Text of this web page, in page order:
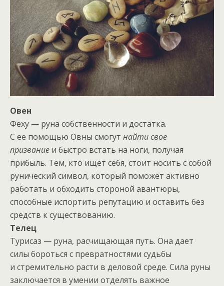
Овен
Феху — руна собственности и достатка.
С ее помощью Овны смогут найти свое
призвание и быстро встать на ноги, получая
прибыль. Тем, кто ищет себя, стоит носить с собой
рунический символ, который поможет активно
работать и обходить стороной авантюры,
способные испортить репутацию и оставить без
средств к существованию.
Телец
Турисаз — руна, расчищающая путь. Она дает
силы бороться с превратностями судьбы
и стремительно расти в деловой среде. Сила руны
заключается в умении отделять важное